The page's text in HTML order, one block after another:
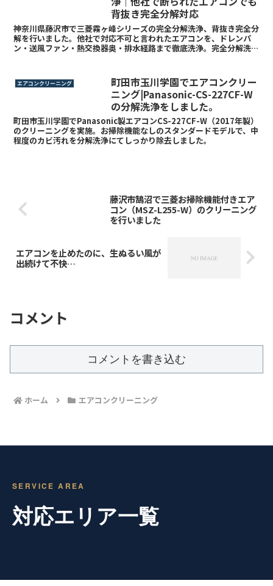
背抜き完全分解対応
神奈川県藤沢市で三菱霧ヶ峰シリーズの完全分解洗浄、背抜き完全分
解を行いました。他社で対応不可と言われたエアコンを、ドレンパ
ン・送風ファン・熱交換器奥・排水経路まで徹底洗浄。完全分解洗浄
エアコンクリーニング
町田市玉川学園でエアコンクリー
ニング|Panasonic-CS-227CF-W
の分解洗浄をしました。
町田市玉川学園でPanasonic製エアコンCS-227CF-W（2017年製）
のクリーニングを実施。お掃除機能なしのスタンダードモデルで、中
程度のカビ汚れを分解洗浄にてしっかり除去しました。
藤沢市鵠沼で三菱お掃除機能付きエア
コン（MSZ-L255-W）のクリーニング
を行いました
エアコンを止めたのに、生ぬるい風が
出続けて不快…
コメント
コメントを書き込む
ホーム エアコンクリーニング
SERVICE AREA
対応エリア一覧